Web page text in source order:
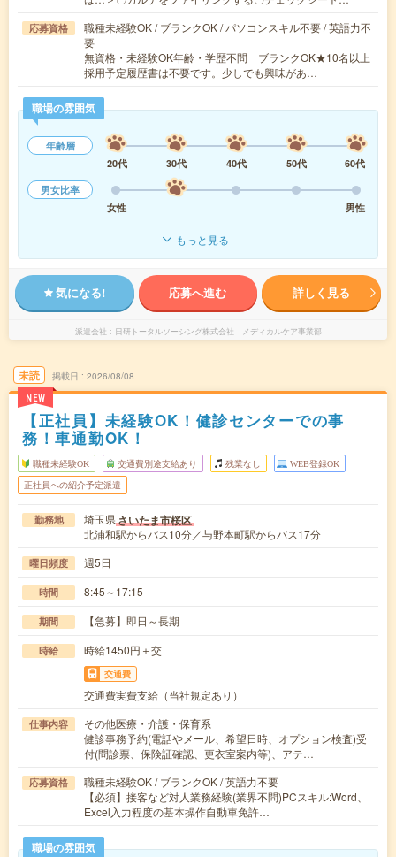
応募資格
職種未経験OK / ブランクOK / パソコンスキル不要 / 英語力不
要
無資格・未経験OK年齢・学歴不問 ブランクOK★10名以上
採用予定履歴書は不要です。少しでも興味があ…
職場の雰囲気
年齢層
20代
30代 40代 50代
60代
男女比率
女性
男性
もっと見る
気になる! 応募へ進む 詳しく見る
派遣会社 日研トータルソーシング株式会社 メディカルケア事業部
未読
NEW
掲載日 2026/08/08
【正社員】未経験OK！健診センターでの事
務！車通勤OK！
職種未経験OK 交通費別途支給あり 残業なし WEB登録OK
正社員への紹介予定派遣
勤務地 埼玉県さいたま市桜区
北浦和駅からバス10分／与野本町駅からバス17分
曜日頻度 週5日
時間 8:45～17:15
期間 【急募】即日～長期
時給 時給1450円＋交
交通費
交通費実費支給（当社規定あり）
仕事内容
その他医療・介護・保育系
健診事務予約(電話やメール、希望日時、オプション検査)受
付(問診票、保険証確認、更衣室案内等)、アテ…
応募資格
職種未経験OK / ブランクOK / 英語力不要
【必須】接客など対人業務経験(業界不問)PCスキル:Word、
Excel入力程度の基本操作自動車免許…
職場の雰囲気